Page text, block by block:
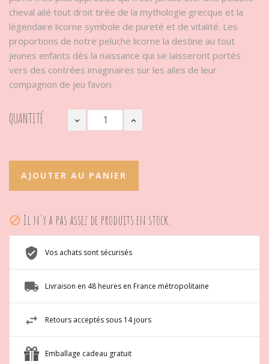
cheval ailé tout droit tirée de la mythologie grecque et la
légendaire licorne symbole de pureté et de vitalité. Les
proportions de notre peluche licorne la destine au tout
jeunes enfants dès la naissance qui se laisseront portés
vers des contrées imaginaires sur les ailes de leur
compagnon de jeu favori.
QUANTITÉ
AJOUTER AU PANIER
 Il n'y a pas assez de produits en stock.
Vos achats sont sécurisés
Livraison en 48 heures en France métropolitaine
Retours acceptés sous 14 jours
Emballage cadeau gratuit